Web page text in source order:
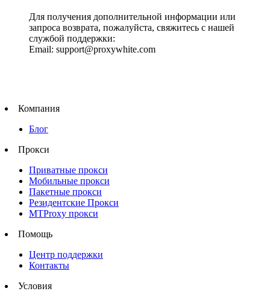
Для получения дополнительной информации или
запроса возврата, пожалуйста, свяжитесь с нашей
службой поддержки:
Email: support@proxywhite.com
Компания
Блог
Прокси
Приватные прокси
Мобильные прокси
Пакетные прокси
Резидентские Прокси
MTProxy прокси
Помощь
Центр поддержки
Контакты
Условия